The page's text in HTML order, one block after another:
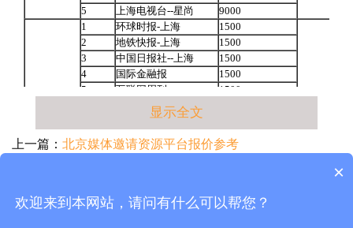
5
上海电视台--星尚
9000
1
环球时报-上海
1500
2
地铁快报-上海
1500
3
中国日报社--上海
1500
4
国际金融报
1500
5
互联网周刊
1500
新闻晨报
新民晚报
8
中国青年报
1500
9
文汇报
1500
12
经济日报-上海
1500
显示全文
上一篇： 北京媒体邀请资源平台报价参考
×
欢迎来到本网站，请问有什么可以帮您？